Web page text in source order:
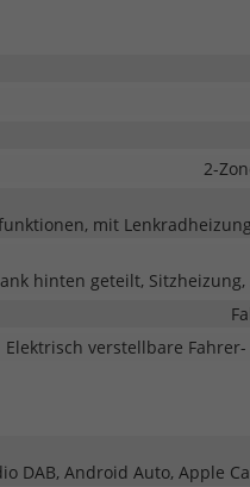
2-
mit
hinten geteilt,
Elektrisch verstellbare
DAB, Android Auto, Apple